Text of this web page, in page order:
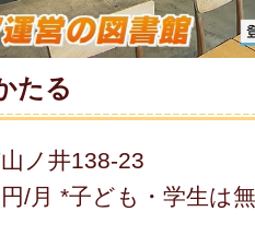
たる
山ノ井138-23
/月 *子ども・学生は